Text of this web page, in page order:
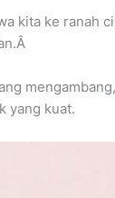
kita ke
yang kuat.